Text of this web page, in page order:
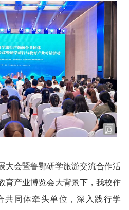
大会暨鲁鄂研学旅游交流合作活
育产业博览会大背景下，我校作
共同体牵头单位，深入践行学